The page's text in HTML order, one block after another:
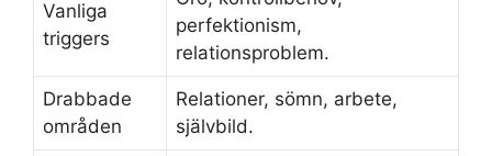
Vanliga
triggers
perfektionism,
relationsproblem.
Drabbade
områden
Relationer, sömn, arbete,
självbild.